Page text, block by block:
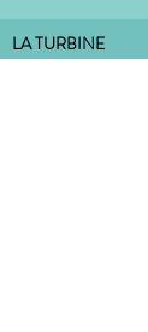
LA TURBINE